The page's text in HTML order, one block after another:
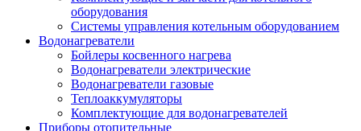
оборудования
Системы управления котельным оборудованием
Водонагреватели
Бойлеры косвенного нагрева
Водонагреватели электрические
Водонагреватели газовые
Теплоаккумуляторы
Комплектующие для водонагревателей
Приборы отопительные